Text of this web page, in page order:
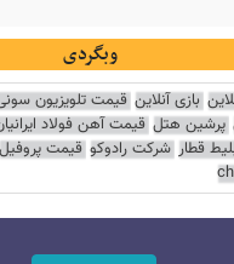
وبگردی
بازی آنلاین قیمت تلویزیون
پرشین هتل قیمت آهن فولاد
قطار شرکت رادوکو قیمت پروفیل